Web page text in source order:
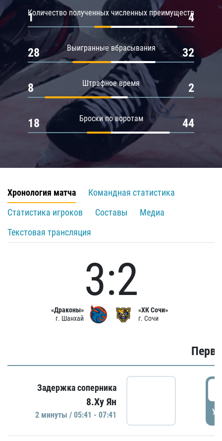
Количество полученных численных преимуществ
1 4
Выигранные вбрасывания
28 32
Штрафное время
8 2
Броски по воротам
18 44
Хронология матча
Командная статистика
Статистика игроков
Составы
Медиа
Текстовая трансляция
«Драконы»
г. Шанхай
3:2
«ХК Сочи»
г. Сочи
Задержка соперника
8.Ху Ян
2 минуты / 05:41 - 07:41